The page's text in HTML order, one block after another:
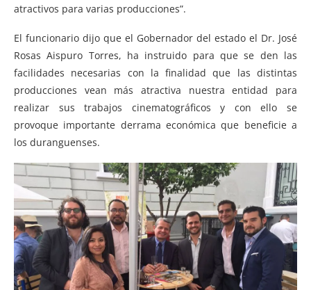
atractivos para varias producciones”.
El funcionario dijo que el Gobernador del estado el Dr. José
Rosas Aispuro Torres, ha instruido para que se den las
facilidades necesarias con la finalidad que las distintas
producciones vean más atractiva nuestra entidad para
realizar sus trabajos cinematográficos y con ello se
provoque importante derrama económica que beneficie a
los duranguenses.